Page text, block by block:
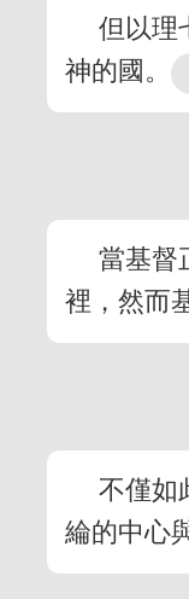
但以理
神的國。
當基督
裡，然而
不僅如
綸的中心